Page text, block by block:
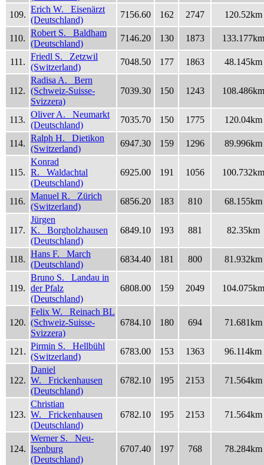
109.
Erich W. Eisenärzt
(Deutschland)
7156.60 162 2747 120.52km
110.
Robert S. Baldham
(Deutschland)
7146.20 130 1873 133.177km
111.
Friedl S. Zetzwil
(Switzerland)
7048.50 177 1863 48.145km
112.
Radisa A. Bern
(Schweiz-Suisse-
Svizzera)
7039.30 150 1243 108.486km
113.
Oliver A. Neumarkt
(Deutschland)
7035.70 150 1775 120.04km
114.
Ralph H. Dietikon
(Switzerland)
6947.30 159 1296 89.996km
115.
Konrad
R. Waldachtal
(Deutschland)
6925.00 191 1056 100.732km
116.
Manuel R. Zürich
(Switzerland)
6856.20 183 810 68.155km
117.
Jürgen
K. Borgholzhausen
(Deutschland)
6849.10 193 881 82.35km
118.
Hans F. March
(Deutschland)
6834.40 181 800 81.932km
119.
Bruno S. Landau in
der Pfalz
(Deutschland)
6808.00 159 2049 104.075km
120.
Felix W. Reinach BL
(Schweiz-Suisse-
Svizzera)
6784.10 180 694 71.681km
121.
Pirmin S. Hellbühl
(Switzerland)
6783.00 153 1363 96.114km
122.
Daniel
W. Frickenhausen
(Deutschland)
6782.10 195 2153 71.564km
123.
Christian
W. Frickenhausen
(Deutschland)
6782.10 195 2153 71.564km
124.
Werner S. Neu-
Isenburg
(Deutschland)
6707.40 197 768 78.284km